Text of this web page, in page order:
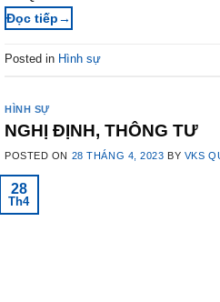
→
Posted in Hình sự
HÌNH SỰ
NGHỊ ĐỊNH, THÔNG TƯ
POSTED ON 28 THÁNG 4, 2023 BY VKS
28
Th4